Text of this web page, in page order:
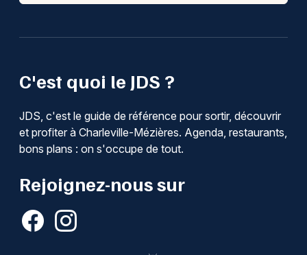
C'est quoi le JDS ?
JDS, c'est le guide de référence pour sortir, découvrir
et profiter à Charleville-Mézières. Agenda, restaurants,
bons plans : on s'occupe de tout.
Rejoignez-nous sur